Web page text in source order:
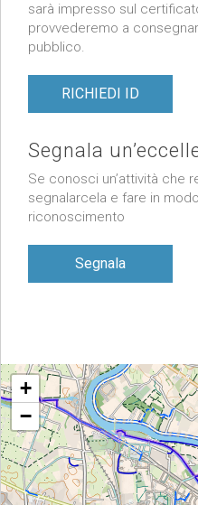
sarà impresso sul
provvederemo a
pubblico.
RICHIEDI ID
Segnala
Se conosci un’attività che
segnalarcela e fare in
riconoscimento
Segnala